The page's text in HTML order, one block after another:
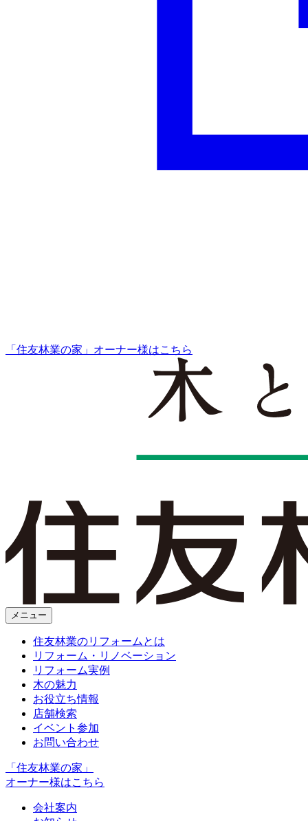
「住友林業の家」オーナー様はこちら
メニュー
住友林業のリフォームとは
リフォーム・リノベーション
リフォーム実例
木の魅力
お役立ち情報
店舗検索
イベント参加
お問い合わせ
「住友林業の家」
オーナー様はこちら
会社案内